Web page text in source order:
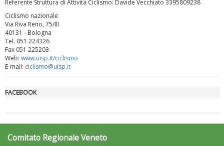
Luglio 2026: "Pensando con i piedi, si possono fare le
rivoluzioni"
Referente Struttura di Attività Ciclismo: Davide Vecchiato 3395809238
Ciclismo nazionale
Via Riva Reno, 75/III
40131 - Bologna
Tel. 051 224326
Fax 051 225203
Web: www.uisp.it/ciclismo
E-mail: ciclismo@uisp.it
FACEBOOK
Comitato Regionale Veneto